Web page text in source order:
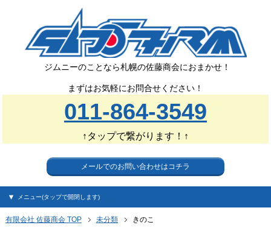
ジムニーのことなら札幌の佐藤商会におまかせ！
まずはお気軽にお問合せください！
011-864-3549
↑タップで繋がります！↑
メールでのお問い合わせはコチラ
メニュー(タップで開閉します)
有限会社 佐藤商会 TOP 未分類 きのこ